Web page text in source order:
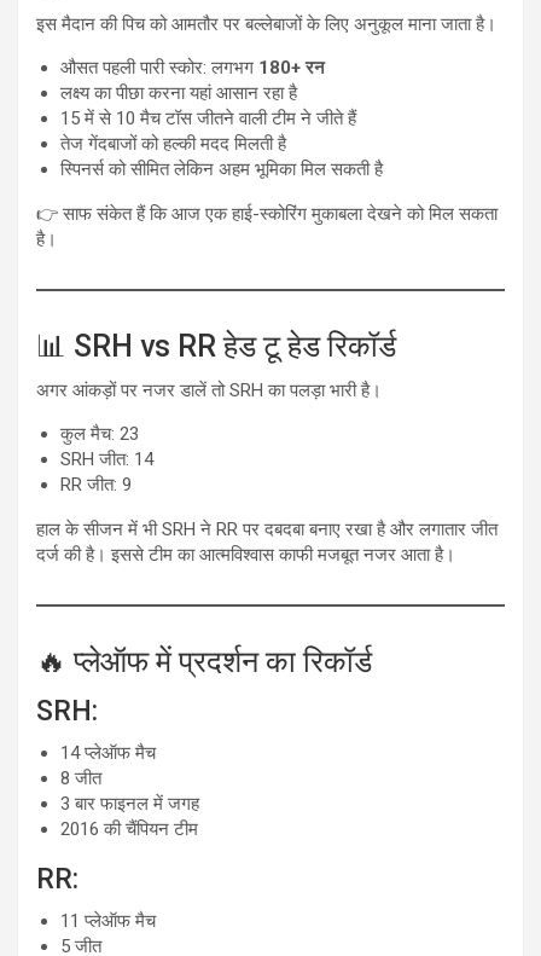
इस मैदान की पिच को आमतौर पर बल्लेबाजों के लिए अनुकूल माना जाता है।
औसत पहली पारी स्कोर: लगभग 180+ रन
लक्ष्य का पीछा करना यहां आसान रहा है
15 में से 10 मैच टॉस जीतने वाली टीम ने जीते हैं
तेज गेंदबाजों को हल्की मदद मिलती है
स्पिनर्स को सीमित लेकिन अहम भूमिका मिल सकती है
👉 साफ संकेत हैं कि आज एक हाई-स्कोरिंग मुकाबला देखने को मिल सकता
है।
📊 SRH vs RR हेड टू हेड रिकॉर्ड
अगर आंकड़ों पर नजर डालें तो SRH का पलड़ा भारी है।
कुल मैच: 23
SRH जीत: 14
RR जीत: 9
हाल के सीजन में भी SRH ने RR पर दबदबा बनाए रखा है और लगातार जीत
दर्ज की है। इससे टीम का आत्मविश्वास काफी मजबूत नजर आता है।
🔥 प्लेऑफ में प्रदर्शन का रिकॉर्ड
SRH:
14 प्लेऑफ मैच
8 जीत
3 बार फाइनल में जगह
2016 की चैंपियन टीम
RR:
11 प्लेऑफ मैच
5 जीत